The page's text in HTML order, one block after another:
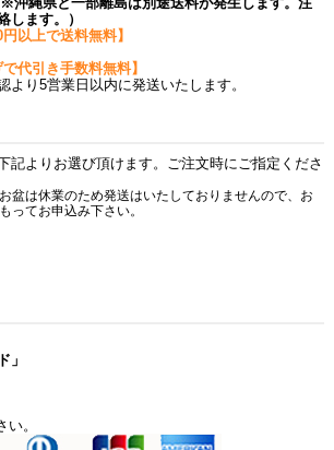
します。）
以上で送料無料】
代引き手数料無料】
より5営業日以内に発送いたします。
記よりお選び頂けます。ご注文時にご指定くださ
盆は休業のため発送はいたしておりませんので、お
ってお申込み下さい。
」
。